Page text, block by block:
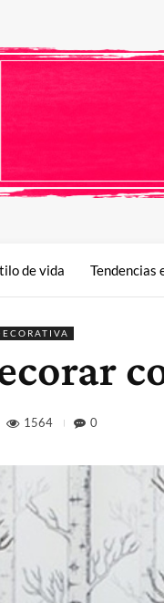
de vida Tendencias
1564 0